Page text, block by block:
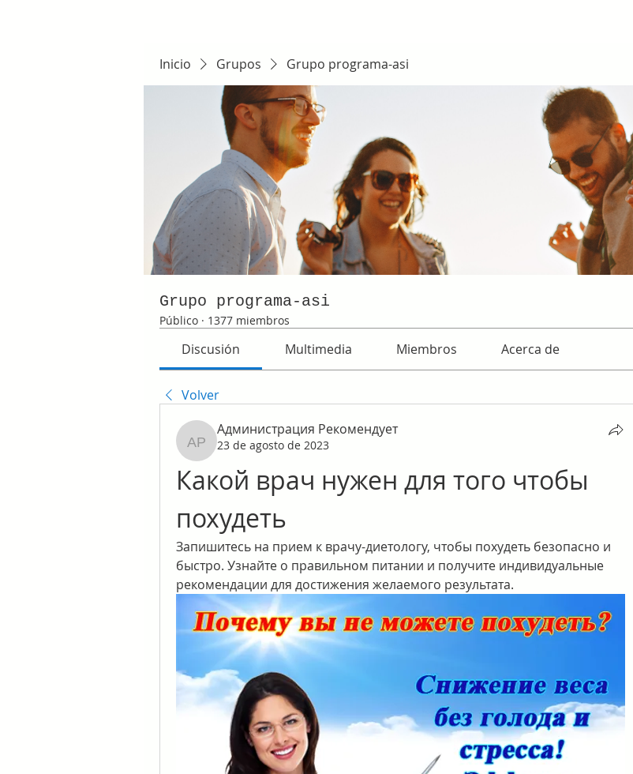
Inicio Grupos Grupo programa-asi
Grupo programa-asi
Público · 1377 miembros
Discusión Multimedia Miembros Acerca de
Volver
Администрация Рекомендует
Администрация Рекомендует
23 de agosto de 2023
Какой врач нужен для того чтобы
похудеть
Запишитесь на прием к врачу-диетологу, чтобы похудеть безопасно и
быстро. Узнайте о правильном питании и получите индивидуальные
рекомендации для достижения желаемого результата.